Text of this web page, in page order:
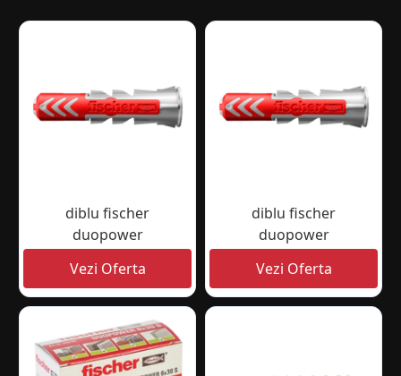
diblu fischer
duopower
diblu fischer
duopower